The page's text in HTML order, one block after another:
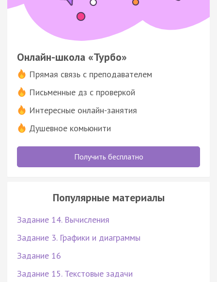
Онлайн-школа «Турбо»
Прямая связь с преподавателем
Письменные дз с проверкой
Интересные онлайн-занятия
Душевное комьюнити
Получить бесплатно
Популярные материалы
Задание 14. Вычисления
Задание 3. Графики и диаграммы
Задание 16
Задание 15. Текстовые задачи